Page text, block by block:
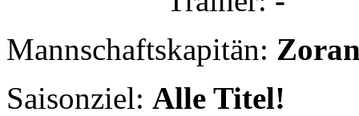
Größter Erfolg bisher?
Weiterlesen: